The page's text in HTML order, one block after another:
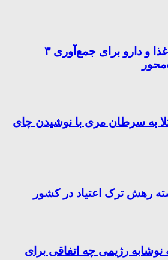
دستور سازمان غذا و دارو برای جمع‌آوری ۳
به سرطان مری با نوشیدن چای
رهش ترک اعتیاد در کشور
رژیمی چه اتفاقی برای